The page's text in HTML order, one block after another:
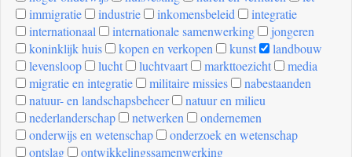
immigratie
industrie inkomensbeleid
integratie
internationaal
internationale samenwerking
jongeren
koninklijk huis
kopen en verkopen kunst
landbouw
levensloop
lucht luchtvaart markttoezicht
media
migratie en integratie
militaire missies
nabestaanden
natuur- en landschapsbeheer
natuur en milieu
nederlanderschap
netwerken
ondernemen
onderwijs en wetenschap
onderzoek en wetenschap
ontslag
ontwikkelingssamenwerking